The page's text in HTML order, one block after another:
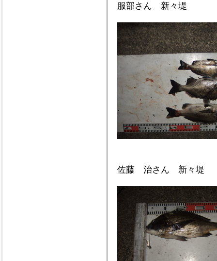
服部さん 新々堤
佐藤 治さん 新々堤